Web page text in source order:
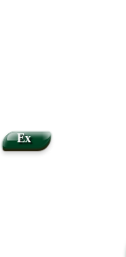
Ex